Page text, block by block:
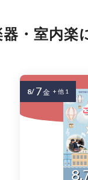
・室内楽
8/ 7金 + 他 1